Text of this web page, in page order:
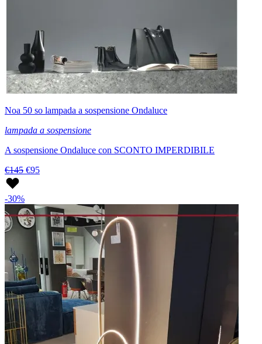
Noa 50 so lampada a sospensione Ondaluce
lampada a sospensione
A sospensione Ondaluce con SCONTO IMPERDIBILE
€145 €95
-30%